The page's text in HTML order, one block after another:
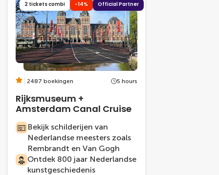
2 tickets combi -14% Official Partner
2487 boekingen 5 hours
Rijksmuseum +
Amsterdam Canal Cruise
Bekijk schilderijen van
Nederlandse meesters zoals
Rembrandt en Van Gogh
Ontdek 800 jaar Nederlandse
kunstgeschiedenis